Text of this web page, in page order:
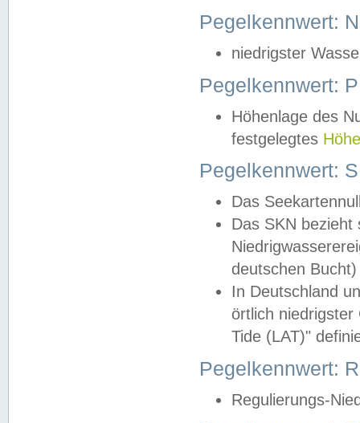
Pegelkennwert:
niedrigster
Pegelkennwert:
Höhenlage des
festgelegtes
Pegelkennwert:
Das
Das SKN
deutschen
In Deutschland
örtlich
Tide (LAT)"
Pegelkennwert:
Regulierungs-